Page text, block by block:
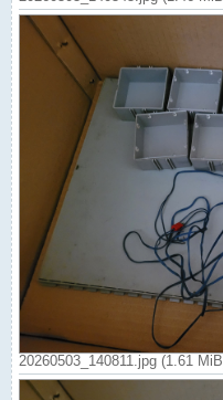
20260503_140811.jpg (1.61